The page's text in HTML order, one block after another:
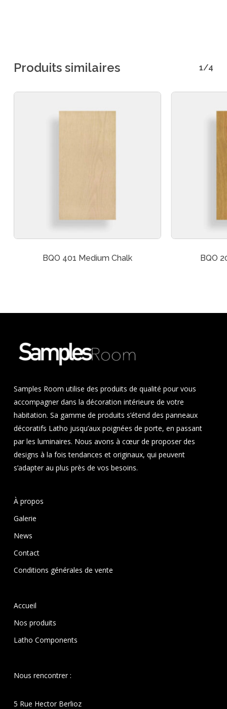
Produits similaires 1/4
BQO 401 Medium Chalk BQO
Samples Room utilise des produits de qualité pour vous
accompagner dans la décoration intérieure de votre
habitation. Sa gamme de produits s’étend des panneaux
décoratifs Latho jusqu’aux poignées de porte, en passant
par les luminaires. Nous avons à cœur de proposer des
designs à la fois tendances et originaux, qui peuvent
s’adapter au plus près de vos besoins.
À propos
Galerie
News
Contact
Conditions générales de vente
Accueil
Nos produits
Latho Components
Nous rencontrer :
5 Rue Hector Berlioz